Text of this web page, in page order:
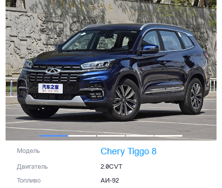
Модель Chery Tiggo 8
Двигатель 2.0CVT
Топливо АИ-92